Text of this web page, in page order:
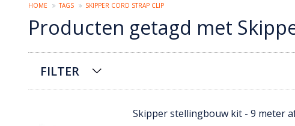
HOME TAGS SKIPPER CORD STRAP CLIP
Producten getagd met
FILTER
Skipper stellingbouw kit - 9 meter